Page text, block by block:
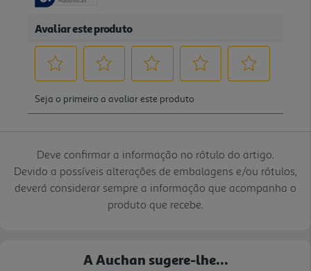
Deve confirmar a informação no rótulo do artigo.
Devido a possíveis alterações de embalagens e/ou rótulos,
deverá considerar sempre a informação que acompanha o
produto que recebe.
A Auchan sugere-lhe...